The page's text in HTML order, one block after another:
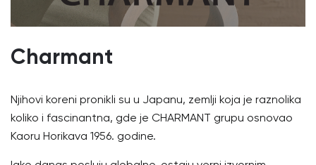
Charmant
Njihovi koreni pronikli su u Japanu, zemlji koja je raznolika
koliko i fascinantna, gde je CHARMANT grupu osnovao
Kaoru Horikava 1956. godine.